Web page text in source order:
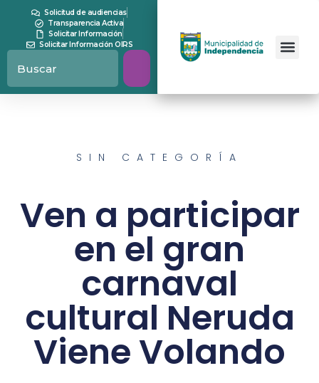
Solicitud de audiencias
Transparencia Activa
Solicitar Información
Solicitar Información OIRS
SIN CATEGORÍA
Ven a participar
en el gran
carnaval
cultural Neruda
Viene Volando